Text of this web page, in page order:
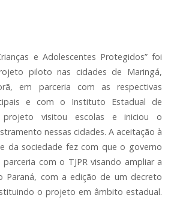
e Adolescentes Protegidos” foi
piloto nas cidades de Maringá,
em parceria com as respectivas
e com o Instituto Estadual de
projeto visitou escolas e iniciou o
nessas cidades. A aceitação à
da sociedade fez com que o governo
com o TJPR visando ampliar a
Paraná, com a edição de um decreto
o projeto em âmbito estadual.